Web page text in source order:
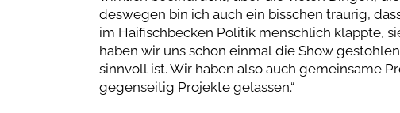
deswegen bin ich auch ein bisschen traurig,
im Haifischbecken Politik menschlich klappte,
haben wir uns schon einmal die Show
sinnvoll ist. Wir haben also auch gemeinsame
gegenseitig Projekte gelassen.“